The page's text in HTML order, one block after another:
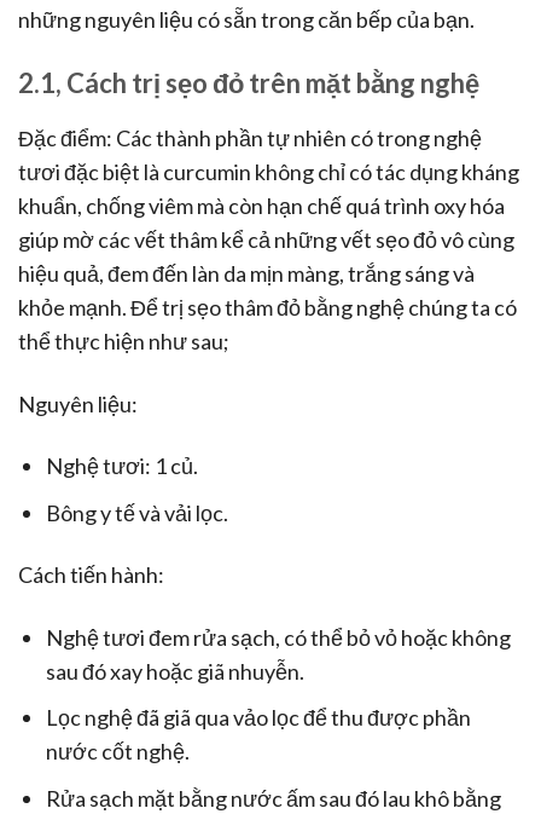
những nguyên liệu có sẵn trong căn bếp của bạn.
2.1, Cách trị sẹo đỏ trên mặt bằng nghệ
Đặc điểm: Các thành phần tự nhiên có trong nghệ
tươi đặc biệt là curcumin không chỉ có tác dụng kháng
khuẩn, chống viêm mà còn hạn chế quá trình oxy hóa
giúp mờ các vết thâm kể cả những vết sẹo đỏ vô cùng
hiệu quả, đem đến làn da mịn màng, trắng sáng và
khỏe mạnh. Để trị sẹo thâm đỏ bằng nghệ chúng ta có
thể thực hiện như sau;
Nguyên liệu:
Nghệ tươi: 1 củ.
Bông y tế và vải lọc.
Cách tiến hành:
Nghệ tươi đem rửa sạch, có thể bỏ vỏ hoặc không
sau đó xay hoặc giã nhuyễn.
Lọc nghệ đã giã qua vảo lọc để thu được phần
nước cốt nghệ.
Rửa sạch mặt bằng nước ấm sau đó lau khô bằng